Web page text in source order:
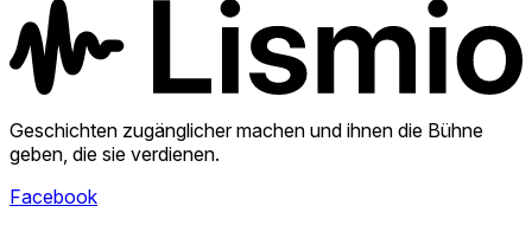
Geschichten zugänglicher machen und ihnen die Bühne
geben, die sie verdienen.
Facebook